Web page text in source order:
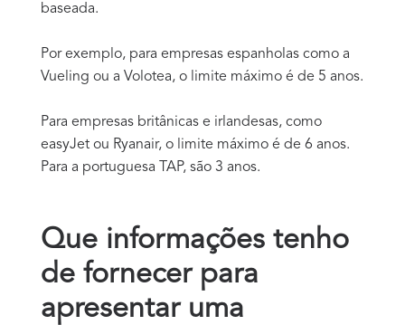
baseada.
Por exemplo, para empresas espanholas como a
Vueling ou a Volotea, o limite máximo é de 5 anos.
Para empresas britânicas e irlandesas, como
easyJet ou Ryanair, o limite máximo é de 6 anos.
Para a portuguesa TAP, são 3 anos.
Que informações tenho
de fornecer para
apresentar uma